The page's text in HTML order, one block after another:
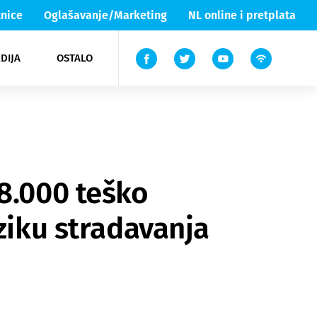
Oglašavanje/Marketing NL online i pretplata
OSTALO
Lika & Senj
TV
teško
stradavanja